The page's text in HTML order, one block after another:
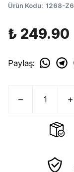
Ürün Kodu: 1268-Z6
₺ 249.90
Paylaş: